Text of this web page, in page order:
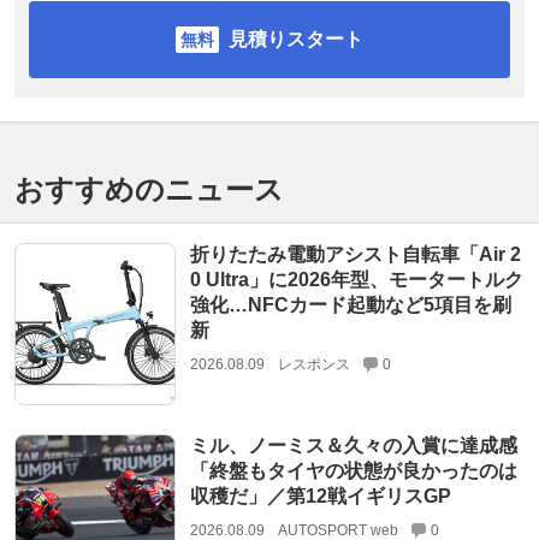
見積りスタート
おすすめのニュース
折りたたみ電動アシスト自転車「Air 2
0 Ultra」に2026年型、モータートルク
強化…NFCカード起動など5項目を刷
新
2026.08.09 レスポンス 0
ミル、ノーミス＆久々の入賞に達成感
「終盤もタイヤの状態が良かったのは
収穫だ」／第12戦イギリスGP
2026.08.09 AUTOSPORT web 0